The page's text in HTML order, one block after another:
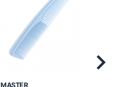
MASTER